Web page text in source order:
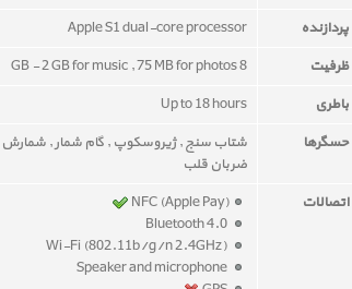
پردازنده
Apple S1 dual-core processor
ظرفیت
8 GB - 2 GB for music , 75 MB for photos
باطری
Up to 18 hours
حسگرها
شتاب سنج , ژیروسکوپ , گام شمار , شمارش
ضربان قلب
اتصالات
NFC (Apple Pay)